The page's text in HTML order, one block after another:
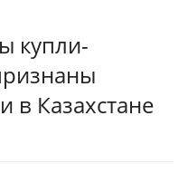
купли-
в Казахстане